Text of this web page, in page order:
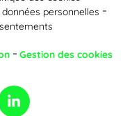
personnelles
Gestion des cookies